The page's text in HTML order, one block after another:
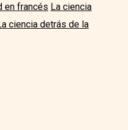
en francés La ciencia
ciencia detrás de la